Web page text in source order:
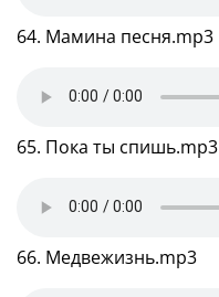
64. Мамина песня.mp3
65. Пока ты спишь.mp3
66. Медвежизнь.mp3